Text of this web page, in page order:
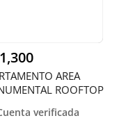
1,300
AREA
ROOFTOP
verificada